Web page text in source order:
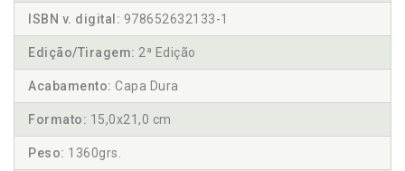
ISBN v. digital: 978652632133-1
Edição/Tiragem: 2ª Edição
Acabamento: Capa Dura
Formato: 15,0x21,0 cm
Peso: 1360grs.